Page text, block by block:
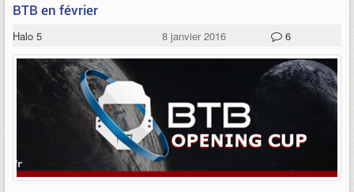
BTB en février
Halo 5 8 janvier 2016 6